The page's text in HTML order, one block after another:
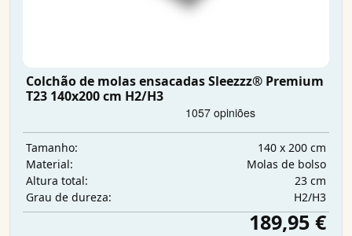
Colchão de molas ensacadas Sleezzz® Premium
T23 140x200 cm H2/H3
Tamanho:
140 x 200 cm
Material:
Molas de bolso
Altura total:
23 cm
Grau de dureza:
H2/H3
189,95 €